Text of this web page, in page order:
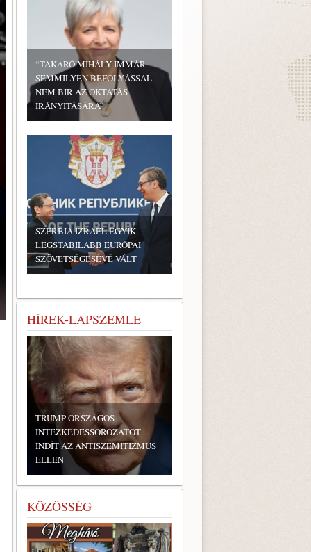
“TAKARÓ MIHÁLY IMMÁR
SEMMILYEN BEFOLYÁSSAL
NEM BÍR AZ OKTATÁS
IRÁNYÍTÁSÁRA”
SZERBIA IZRAEL EGYIK
LEGSTABILABB EURÓPAI
SZÖVETSÉGESÉVÉ VÁLT
HÍREK-LAPSZEMLE
TRUMP ORSZÁGOS
INTÉZKEDÉSSOROZATOT
INDÍT AZ ANTISZEMITIZMUS
ELLEN
KÖZÖSSÉG